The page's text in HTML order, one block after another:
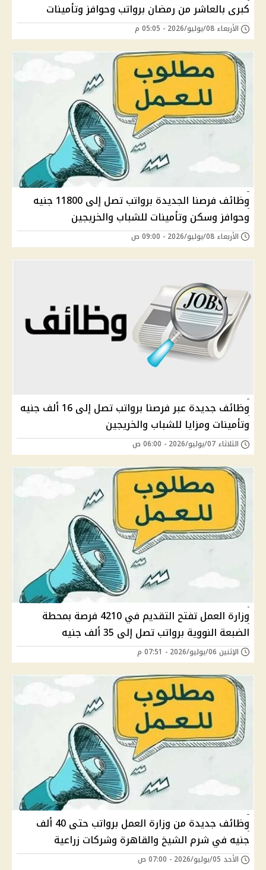
كبرى بالعاشر من رمضان برواتب وحوافز وتأمينات
الأربعاء 08/يوليو/2026 - 05:05 م
وظائف فرصنا الجديدة برواتب تصل إلى 11800 جنيه
وحوافز وسكن وتأمينات للشباب والخريجين
الأربعاء 08/يوليو/2026 - 09:00 ص
وظائف جديدة عبر فرصنا برواتب تصل إلى 16 ألف جنيه
وتأمينات ومزايا للشباب والخريجين
الثلاثاء 07/يوليو/2026 - 06:00 ص
وزارة العمل تفتح التقديم في 4210 فرصة بمحطة
الضبعة النووية برواتب تصل إلى 35 ألف جنيه
الإثنين 06/يوليو/2026 - 07:51 م
وظائف جديدة من وزارة العمل برواتب حتى 40 ألف
جنيه في شرم الشيخ والقاهرة وشركات زراعية
الأحد 05/يوليو/2026 - 07:00 ص